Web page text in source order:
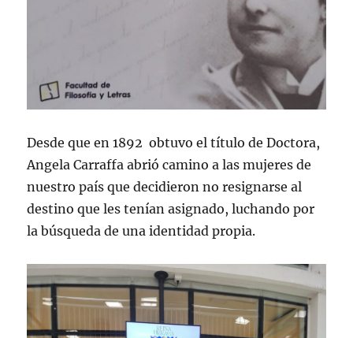
Desde que en 1892 obtuvo el título de Doctora,
Angela Carraffa abrió camino a las mujeres de
nuestro país que decidieron no resignarse al
destino que les tenían asignado, luchando por
la búsqueda de una identidad propia.